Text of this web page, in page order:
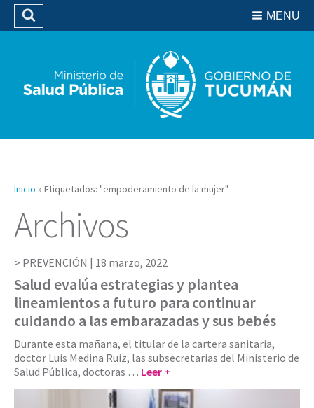
Biblioteca
MENU
Buscar
Inicio » Etiquetados: "empoderamiento de la mujer"
Archivos
PREVENCIÓN | 18 marzo, 2022
Salud evalúa estrategias y plantea
lineamientos a futuro para continuar
cuidando a las embarazadas y sus bebés
Durante esta mañana, el titular de la cartera sanitaria,
doctor Luis Medina Ruiz, las subsecretarias del Ministerio de
Salud Pública, doctoras … Leer +